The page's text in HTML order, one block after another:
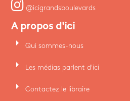
@icigrandsboulevards
A propos d'ici
arrow_right Qui sommes-nous
arrow_right Les médias parlent d'ici
arrow_right Contactez le libraire